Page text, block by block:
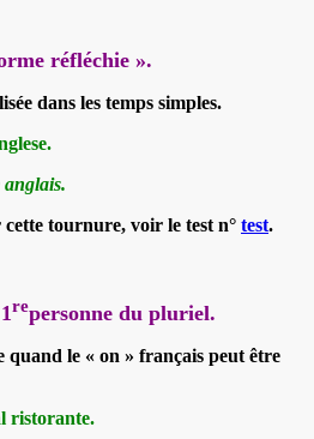
réfléchie ».
dans les temps simples.
tournure, voir le test n° test.
repersonne du pluriel.
quand le « on » français peut être
ristorante.